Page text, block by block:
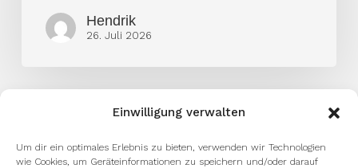
Einwilligung verwalten
Um dir ein optimales Erlebnis zu bieten, verwenden wir Technologien
wie Cookies, um Geräteinformationen zu speichern und/oder darauf
AFLE-
Hendrik
26. Juli 2026